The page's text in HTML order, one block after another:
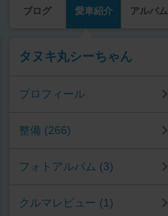
ブログ 愛車紹介 アルバム
タヌキ丸シーちゃん
プロフィール
整備 (266)
フォトアルバム (3)
クルマレビュー (1)